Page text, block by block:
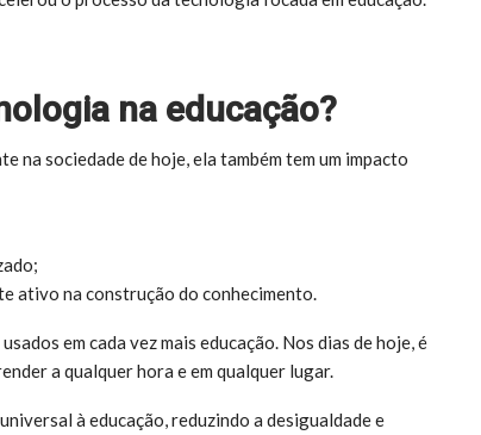
na educação?
na sociedade de hoje, ela também tem um impacto
ativo na construção do conhecimento.
em cada vez mais educação. Nos dias de hoje, é
a qualquer hora e em qualquer lugar.
à educação, reduzindo a desigualdade e